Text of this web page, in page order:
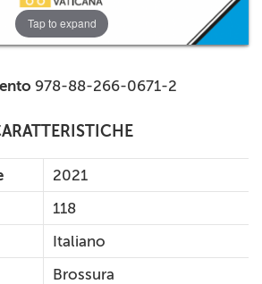
Tap to expand
978-88-266-0671-2
2021
118
Italiano
Brossura